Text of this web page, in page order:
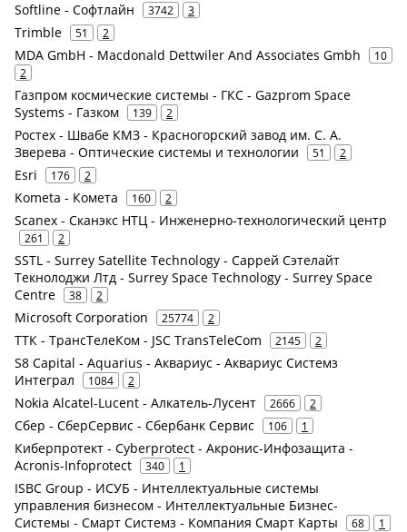
Softline - Софтлайн 3742 3
Trimble 51 2
MDA GmbH - Macdonald Dettwiler And Associates Gmbh
10
2
Газпром космические системы - ГКС - Gazprom Space
Systems - Газком
139 2
Ростех - Швабе КМЗ - Красногорский завод им. С. А.
Зверева - Оптические системы и технологии
51 2
Esri 176 2
Kometa - Комета 160 2
Scanex - Сканэкс НТЦ - Инженерно-технологический центр
261 2
SSTL - Surrey Satellite Technology - Саррей Сэтелайт
Текнолоджи Лтд - Surrey Space Technology - Surrey Space
Centre
38 2
Microsoft Corporation 25774 2
ТТК - ТрансТелеКом - JSC TransTeleCom 2145 2
S8 Capital - Aquarius - Аквариус - Аквариус Системз
Интеграл
1084 2
Nokia Alcatel-Lucent - Алкатель-Лусент 2666 2
Сбер - СберСервис - Сбербанк Сервис 106 1
Киберпротект - Cyberprotect - Акронис-Инфозащита -
Acronis-Infoprotect
340 1
ISBC Group - ИСУБ - Интеллектуальные системы
управления бизнесом - Интеллектуальные Бизнес-
Системы - Смарт Системз - Компания Смарт Карты
68 1